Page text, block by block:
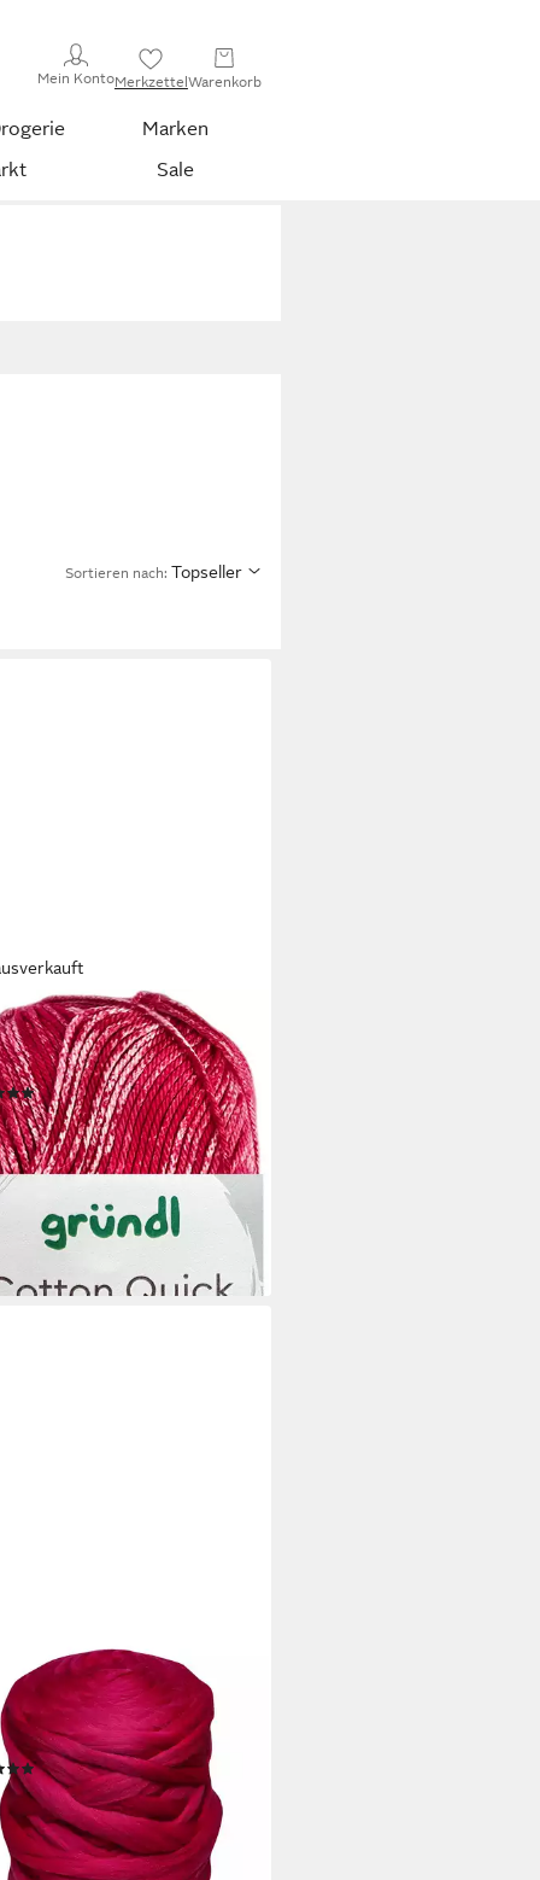
Mein KontoMerkzettelWarenkorb
Marken
Sale
Sortieren nach: Topseller
Gründl Cotton Quick Print
Farbauswahl Bastelgarn
(6)
€
1 kg)
- in 4-5 Werktagen bei dir
Märchenwolle
Trockenfilzen Spinnen
1 m, 093 dragons blood
(2)
€
€/ 1 m)
- in 4-5 Werktagen bei dir
+60